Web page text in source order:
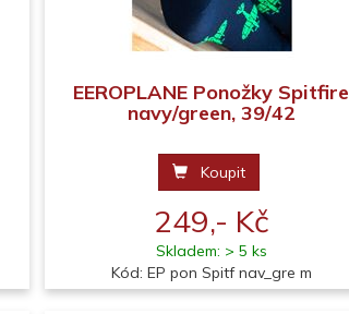
EEROPLANE Ponožky Spitfire
navy/green, 39/42
Koupit
249,- Kč
Skladem: > 5 ks
Kód: EP pon Spitf nav_gre m